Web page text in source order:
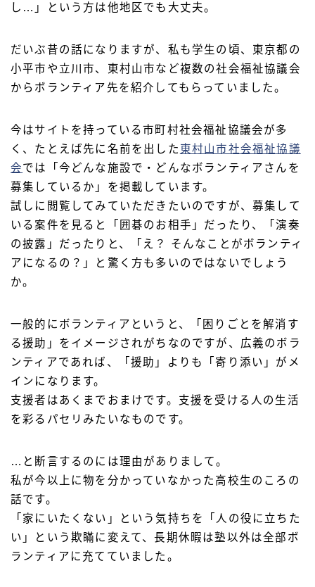
し…」という方は他地区でも大丈夫。
だいぶ昔の話になりますが、私も学生の頃、東京都の
小平市や立川市、東村山市など複数の社会福祉協議会
からボランティア先を紹介してもらっていました。
今はサイトを持っている市町村社会福祉協議会が多
く、たとえば先に名前を出した 東村山市社会福祉協議
会では「今どんな施設で・どんなボランティアさんを
募集しているか」を掲載しています。
試しに閲覧してみていただきたいのですが、募集して
いる案件を見ると「囲碁のお相手」だったり、「演奏
の披露」だったりと、「え？ そんなことがボランティ
アになるの？」と驚く方も多いのではないでしょう
か。
一般的にボランティアというと、「困りごとを解消す
る援助」をイメージされがちなのですが、広義のボラ
ンティアであれば、「援助」よりも「寄り添い」がメ
インになります。
支援者はあくまでおまけです。支援を受ける人の生活
を彩るパセリみたいなものです。
…と断言するのには理由がありまして。
私が今以上に物を分かっていなかった高校生のころの
話です。
「家にいたくない」という気持ちを「人の役に立ちた
い」という欺瞞に変えて、長期休暇は塾以外は全部ボ
ランティアに充てていました。